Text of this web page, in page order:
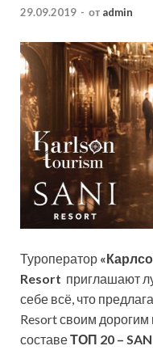
29.09.2019 - от admin
Туроператор
Resort приглашают
себе всё, что
Resort своим дорогим
составеТОП 20 –